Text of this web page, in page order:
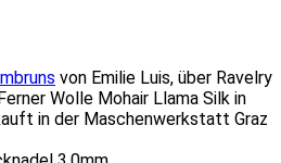
von Emilie Luis, über Ravelry
Wolle Mohair Llama Silk in
in der Maschenwerkstatt Graz